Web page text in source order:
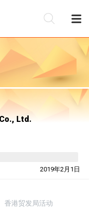
Ltd.
2019年2月1日
香港贸发局活动